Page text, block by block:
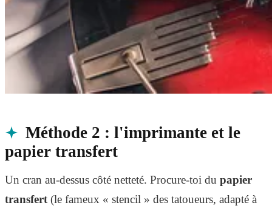
Méthode 2 : l'imprimante et le
papier transfert
Un cran au-dessus côté netteté. Procure-toi du papier
transfert (le fameux « stencil » des tatoueurs, adapté à